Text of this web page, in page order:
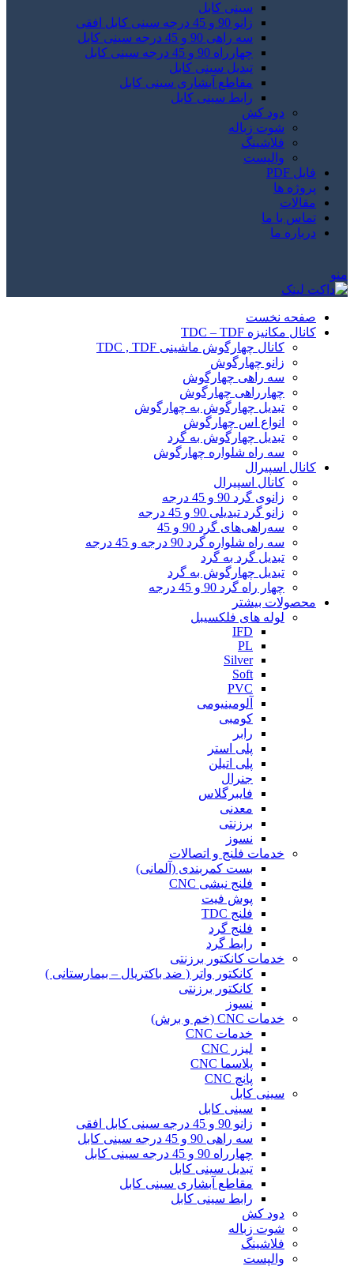
سینی کابل
زانو 90 و 45 درجه سینی کابل افقی
سه راهی 90 و 45 درجه سینی کابل
چهارراه 90 و 45 درجه سینی کابل
تبدیل سینی کابل
مقاطع آبشاری سینی کابل
رابط سینی کابل
دود کش
شوت زباله
فلاشینگ
والپست
فایل PDF
پروژه ها
مقالات
تماس با ما
درباره ما
منو
صفحه نخست
کانال مکانیزه TDC – TDF
کانال چهارگوش ماشینی TDC , TDF
زانو چهارگوش
سه راهی چهارگوش
چهارراهی چهارگوش
تبدیل چهارگوش به چهارگوش
انواع اس چهارگوش
تبدیل چهارگوش به گرد
سه راه شلواره چهارگوش
کانال اسپیرال
کانال اسپیرال
زانوی گرد 90 و 45 درجه
زانو گرد تبدیلی 90 و 45 درجه
سه‌راهی‌های گرد 90 و 45
سه راه شلواره گرد 90 درجه و 45 درجه
تبدیل گرد به گرد
تبدیل چهارگوش به گرد
چهار راه گرد 90 و 45 درجه
محصولات بیشتر
لوله های فلکسیبل
IFD
PL
Silver
Soft
PVC
آلومینیومی
کومبی
رابر
پلی استر
پلی اتیلن
جنرال
فایبرگلاس
معدنی
برزنتی
نسوز
خدمات فلنج و اتصالات
بست کمربندی (آلمانی)
فلنج نبشی CNC
پوش فیت
فلنج TDC
فلنج گرد
رابط گرد
خدمات کانکتور برزنتی
کانکتور واتر ( ضد باکتریال – بیمارستانی )
کانکتور برزنتی
نسوز
خدمات CNC (خم و برش)
خدمات CNC
لیزر CNC
پلاسما CNC
پانچ CNC
سینی کابل
سینی کابل
زانو 90 و 45 درجه سینی کابل افقی
سه راهی 90 و 45 درجه سینی کابل
چهارراه 90 و 45 درجه سینی کابل
تبدیل سینی کابل
مقاطع آبشاری سینی کابل
رابط سینی کابل
دود کش
شوت زباله
فلاشینگ
والپست